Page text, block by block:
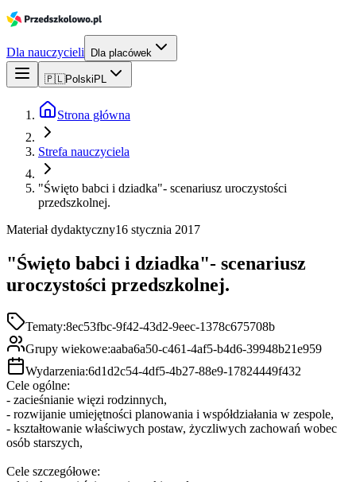
Dla nauczycieli Dla placówek
🇵🇱Polski PL
Strona główna
Strefa nauczyciela
"Święto babci i dziadka"- scenariusz uroczystości
przedszkolnej.
Materiał dydaktyczny16 stycznia 2017
"Święto babci i dziadka"- scenariusz
uroczystości przedszkolnej.
Tematy:8ec53fbc-9f42-43d2-9eec-1378c675708b
Grupy wiekowe:aaba6a50-c461-4af5-b4d6-39948b21e959
Wydarzenia:6d1d2c54-4df5-4b27-88e9-17824449f432
Cele ogólne:
- zacieśnianie więzi rodzinnych,
- rozwijanie umiejętności planowania i współdziałania w zespole,
- kształtowanie właściwych postaw, życzliwych zachowań wobec
osób starszych,
Cele szczegółowe: